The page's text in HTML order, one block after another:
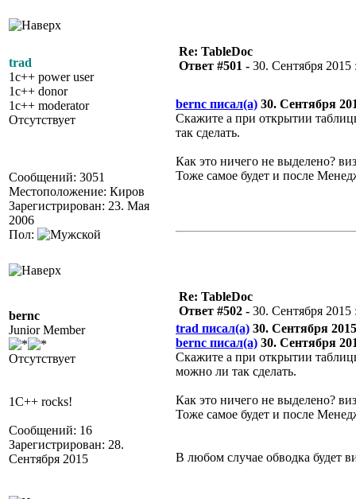
trad
1c++ power user
1c++ donor
1c++ moderator
Отсутствует
Сообщений: 3051
Местоположение: Киров
Зарегистрирован: 23. Мая
2006
Пол:
Re: TableDoc
Ответ #501 - 30. Сентября 2015
bernc писал(а) 30. Сентября
Скажите а при открытии
так сделать.
Как это ничего не выделено?
Тоже самое будет и после
bernc
Junior Member
Отсутствует
1C++ rocks!
Сообщений: 16
Зарегистрирован: 28.
Сентября 2015
Re: TableDoc
Ответ #502 - 30. Сентября 2015
trad писал(а) 30. Сентября
bernc писал(а) 30. Сентября
Скажите а при открытии
можно ли так сделать.
Как это ничего не выделено?
Тоже самое будет и после
В любом случае обводка будет